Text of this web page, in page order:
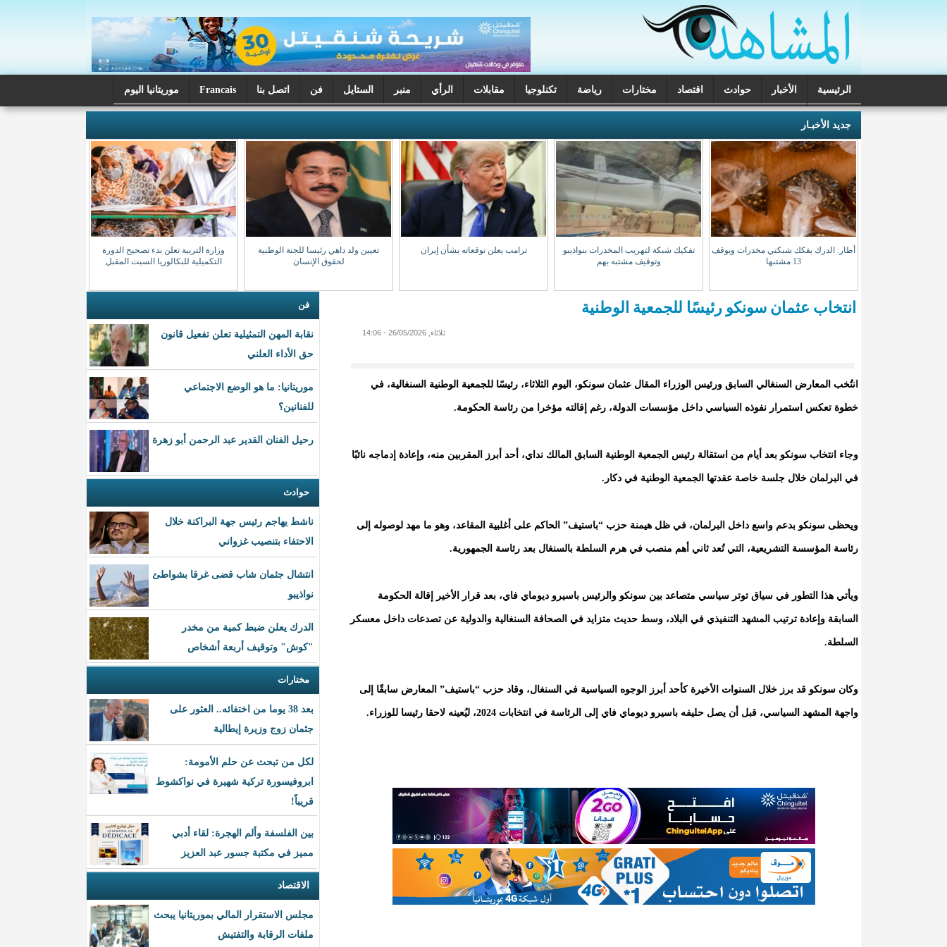
الرئيسية الأخبار حوادث اقتصاد مختارات رياضة تكنلوجيا مقابلات الرأي منبر الستايل فن اتصل بنا Francais موريتانيا اليوم
تحقيقات
جديد الأخبـار
أطار: الدرك يفكك شبكتي مخدرات ويوقف
13 مشتبها
تفكيك شبكة لتهريب المخدرات بنواذيبو
وتوقيف مشتبه بهم
ترامب يعلن توقعاته بشأن إيران
تعيين ولد داهي رئيسا للجنة الوطنية
لحقوق الإنسان
وزارة التربية تعلن بدء تصحيح الدورة
التكميلية للبكالوريا السبت المقبل
فن
نقابة المهن التمثيلية تعلن تفعيل قانون
حق الأداء العلني
موريتانيا: ما هو الوضع الاجتماعي
للفنانين؟
رحيل الفنان القدير عبد الرحمن أبو زهرة
حوادث
ناشط يهاجم رئيس جهة البراكنة خلال
الاحتفاء بتنصيب غزواني
انتشال جثمان شاب قضى غرقا بشواطئ
نواذيبو
الدرك يعلن ضبط كمية من مخدر
"كوش" وتوقيف أربعة أشخاص
مختارات
بعد 38 يوما من اختفائه.. العثور على
جثمان زوج وزيرة إيطالية
لكل من تبحث عن حلم الأمومة:
ابروفيسورة تركية شهيرة في نواكشوط
قريباً!
بين الفلسفة وألم الهجرة: لقاء أدبي
مميز في مكتبة جسور عبد العزيز
الاقتصاد
مجلس الاستقرار المالي بموريتانيا يبحث
ملفات الرقابة والتفتيش
انتخاب عثمان سونكو رئيسًا للجمعية الوطنية
ثلاثاء, 26/05/2026 - 14:06
انتُخب المعارض السنغالي السابق ورئيس الوزراء المقال عثمان سونكو، اليوم الثلاثاء، رئيسًا للجمعية الوطنية السنغالية، في
خطوة تعكس استمرار نفوذه السياسي داخل مؤسسات الدولة، رغم إقالته مؤخرا من رئاسة الحكومة.
وجاء انتخاب سونكو بعد أيام من استقالة رئيس الجمعية الوطنية السابق المالك نداي، أحد أبرز المقربين منه، وإعادة إدماجه نائبًا
في البرلمان خلال جلسة خاصة عقدتها الجمعية الوطنية في دكار.
ويحظى سونكو بدعم واسع داخل البرلمان، في ظل هيمنة حزب “باستيف” الحاكم على أغلبية المقاعد، وهو ما مهد لوصوله إلى
رئاسة المؤسسة التشريعية، التي تُعد ثاني أهم منصب في هرم السلطة بالسنغال بعد رئاسة الجمهورية.
ويأتي هذا التطور في سياق توتر سياسي متصاعد بين سونكو والرئيس باسيرو ديوماي فاي، بعد قرار الأخير إقالة الحكومة
السابقة وإعادة ترتيب المشهد التنفيذي في البلاد، وسط حديث متزايد في الصحافة السنغالية والدولية عن تصدعات داخل معسكر
السلطة.
وكان سونكو قد برز خلال السنوات الأخيرة كأحد أبرز الوجوه السياسية في السنغال، وقاد حزب “باستيف” المعارض سابقًا إلى
واجهة المشهد السياسي، قبل أن يصل حليفه باسيرو ديوماي فاي إلى الرئاسة في انتخابات 2024، ليُعينه لاحقا رئيسا للوزراء.